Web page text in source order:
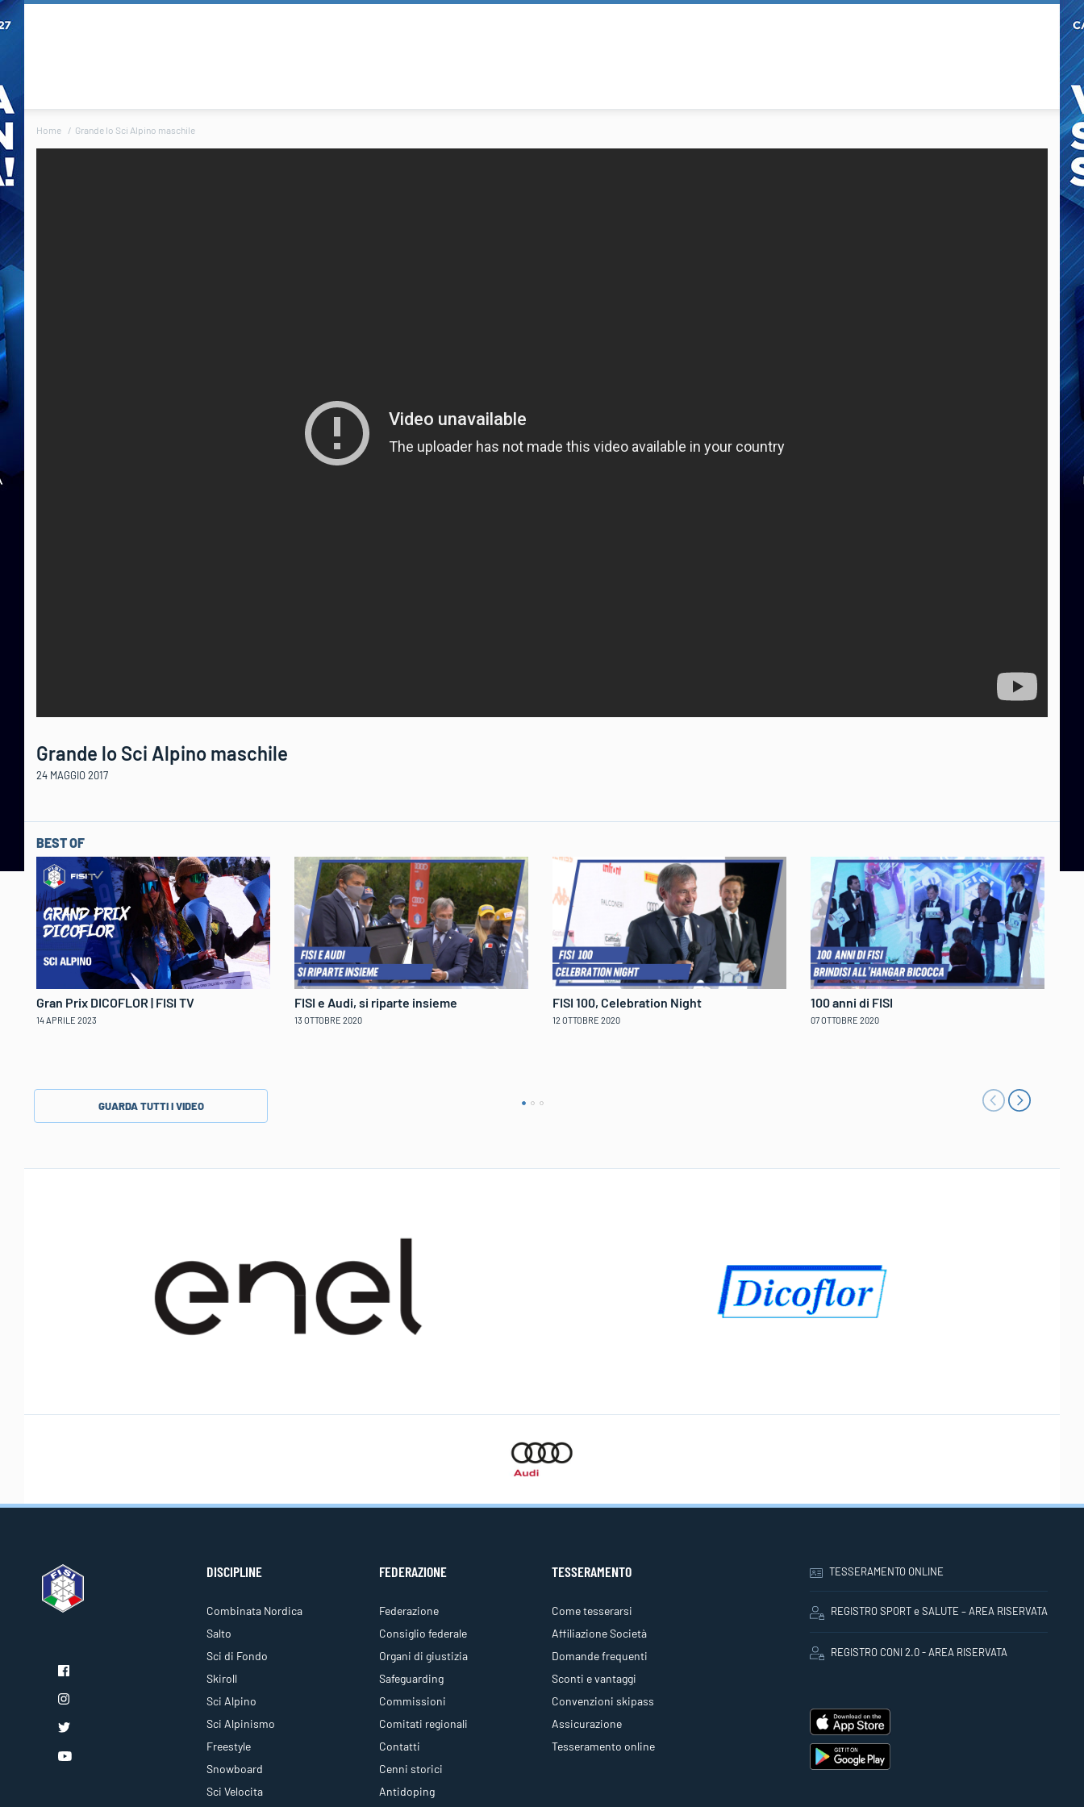
Home Grande lo Sci Alpino maschile
Grande lo Sci Alpino maschile
24 MAGGIO 2017
BEST OF
Gran Prix DICOFLOR | FISI TV
14 APRILE 2023
FISI e Audi, si riparte insieme
13 OTTOBRE 2020
FISI 100, Celebration Night
12 OTTOBRE 2020
100 anni di FISI
07 OTTOBRE 2020
GUARDA TUTTI I VIDEO
DISCIPLINE
Combinata Nordica
Salto
Sci di Fondo
Skiroll
Sci Alpino
Sci Alpinismo
Freestyle
Snowboard
Sci Velocita
FEDERAZIONE
Federazione
Consiglio federale
Organi di giustizia
Safeguarding
Commissioni
Comitati regionali
Contatti
Cenni storici
Antidoping
TESSERAMENTO
Come tesserarsi
Affiliazione Società
Domande frequenti
Sconti e vantaggi
Convenzioni skipass
Assicurazione
Tesseramento online
TESSERAMENTO ONLINE
REGISTRO SPORT e SALUTE – AREA RISERVATA
REGISTRO CONI 2.0 - AREA RISERVATA